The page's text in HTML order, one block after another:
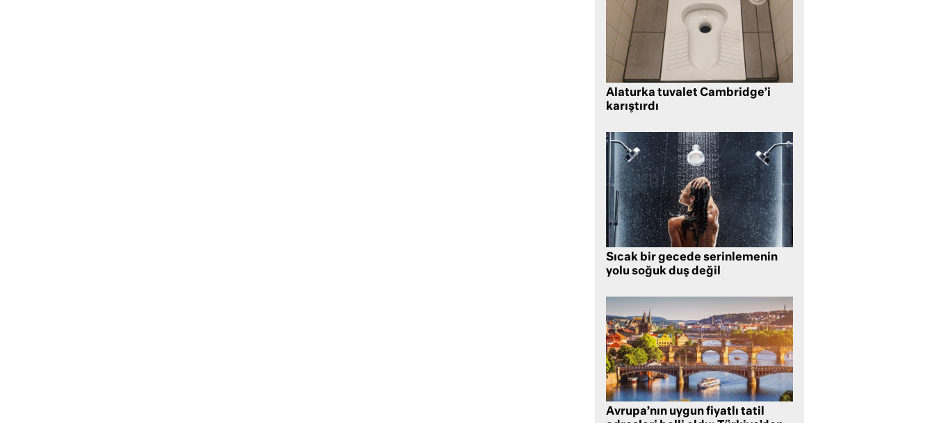
Alaturka tuvalet Cambridge’i
karıştırdı
Sıcak bir gecede serinlemenin
yolu soğuk duş değil
Avrupa’nın uygun fiyatlı tatil